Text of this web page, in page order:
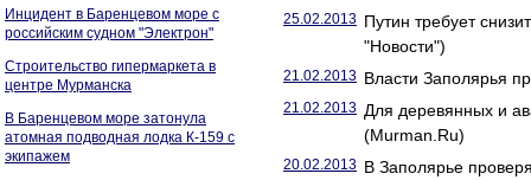
Инцидент в Баренцевом море с
российским судном "Электрон"
Строительство гипермаркета в
центре Мурманска
В Баренцевом море затонула
атомная подводная лодка К-159 с
экипажем
25.02.2013 Путин требует
"Новости")
21.02.2013 Власти Заполярья
21.02.2013 Для деревянных и
(Murman.Ru)
20.02.2013 В Заполярье